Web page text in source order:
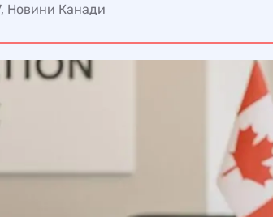
Новини Канади